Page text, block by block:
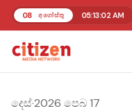
08 අගෝස්තු 05:13:02 AM
දෙස්·2026 පෙබ 17